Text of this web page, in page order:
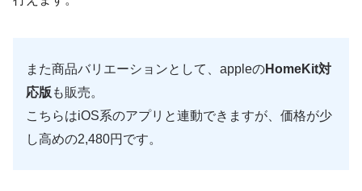
また商品バリエーションとして、appleのHomeKit対
応版 も販売。
こちらはiOS系のアプリと連動できますが、価格が少
し高めの2,480円です。